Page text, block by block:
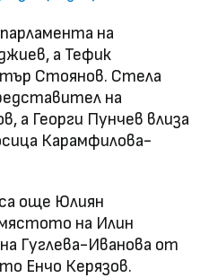
на
а Тефик
Стоянов. Стела
на
а Георги Пунчев влиза
Карамфилова-
още Юлиян
на Илин
Гуглева-Иванова от
Енчо Керязов.